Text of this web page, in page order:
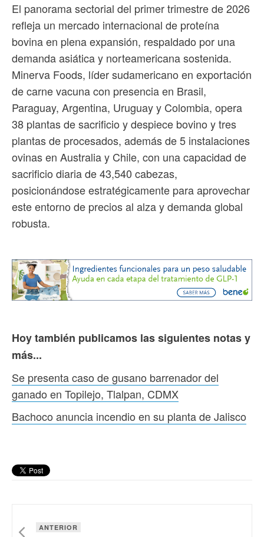
El panorama sectorial del primer trimestre de 2026
refleja un mercado internacional de proteína
bovina en plena expansión, respaldado por una
demanda asiática y norteamericana sostenida.
Minerva Foods, líder sudamericano en exportación
de carne vacuna con presencia en Brasil,
Paraguay, Argentina, Uruguay y Colombia, opera
38 plantas de sacrificio y despiece bovino y tres
plantas de procesados, además de 5 instalaciones
ovinas en Australia y Chile, con una capacidad de
sacrificio diaria de 43,540 cabezas,
posicionándose estratégicamente para aprovechar
este entorno de precios al alza y demanda global
robusta.
Hoy también publicamos las siguientes notas y
más...
Se presenta caso de gusano barrenador del
ganado en Topilejo, Tlalpan, CDMX
Bachoco anuncia incendio en su planta de Jalisco
ANTERIOR